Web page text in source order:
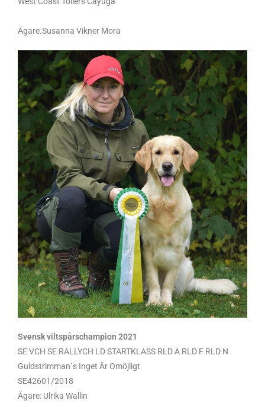
Ägare.Susanna Vikner Mora
Svensk viltspårschampion 2021
SE VCH SE RALLYCH LD STARTKLASS RLD A RLD F RLD N
Guldstrimman`s Inget Är Omöjligt
SE42601/2018
Ägare: Ulrika Wallin